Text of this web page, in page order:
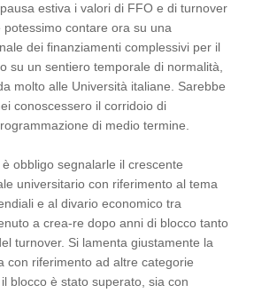
estiva i valori di FFO e di turnover
contare ora su una
dei finanziamenti complessivi per il
su un sentiero temporale di normalità,
molto alle Università italiane. Sarebbe
conoscessero il corridoio di
di medio termine.
obbligo segnalarle il crescente
universitario con riferimento al tema
e al divario economico tra
a crea-re dopo anni di blocco tanto
turnover. Si lamenta giustamente la
con riferimento ad altre categorie
blocco è stato superato, sia con